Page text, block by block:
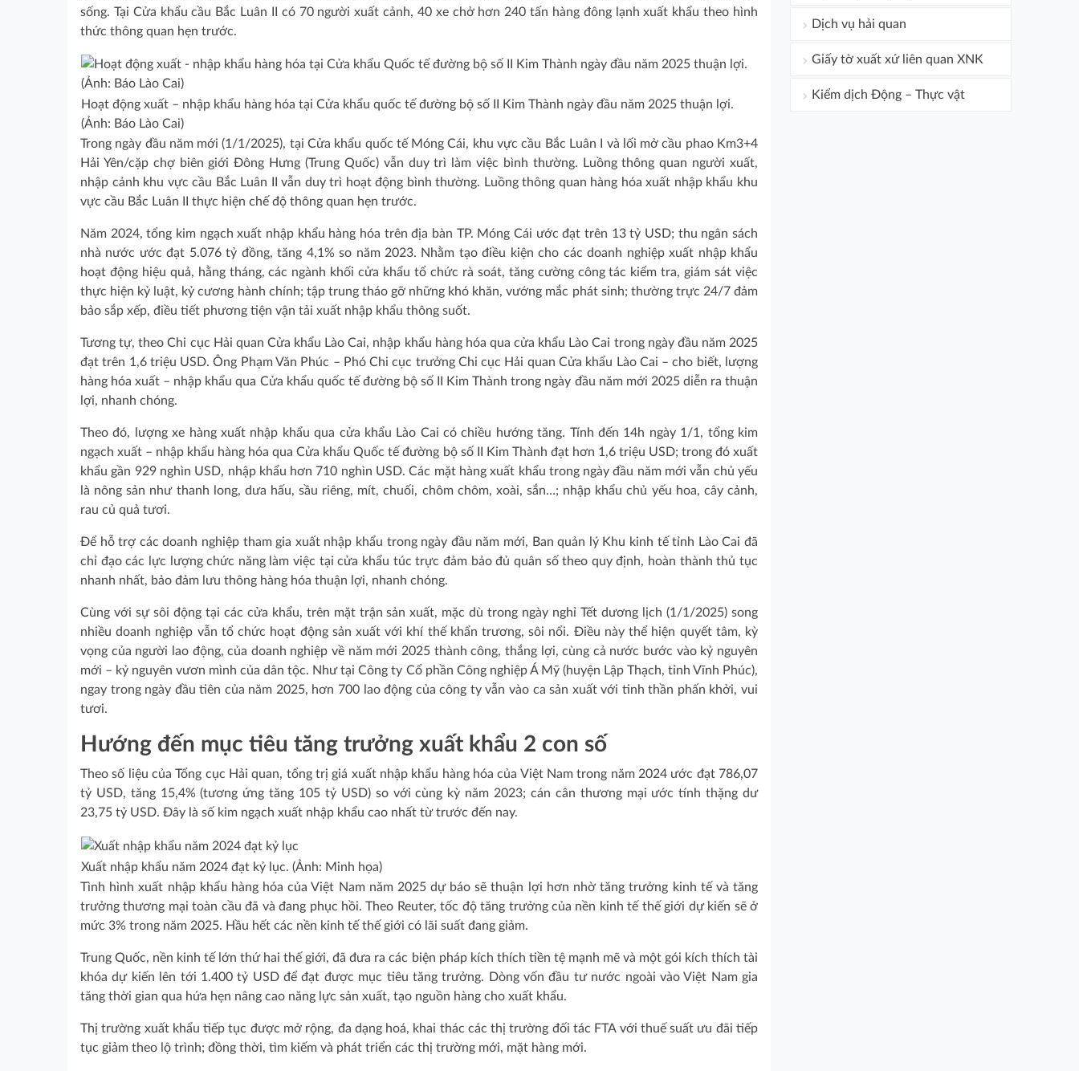
sống. Tại Cửa khẩu cầu Bắc Luân II có 70 người xuất cảnh, 40 xe chở hơn 240 tấn hàng đông lạnh xuất khẩu theo hình
thức thông quan hẹn trước.
Hoạt động xuất – nhập khẩu hàng hóa tại Cửa khẩu quốc tế đường bộ số II Kim Thành ngày đầu năm 2025 thuận lợi.
(Ảnh: Báo Lào Cai)
Trong ngày đầu năm mới (1/1/2025), tại Cửa khẩu quốc tế Móng Cái, khu vực cầu Bắc Luân I và lối mở cầu phao Km3+4
Hải Yên/cặp chợ biên giới Đông Hưng (Trung Quốc) vẫn duy trì làm việc bình thường. Luồng thông quan người xuất,
nhập cảnh khu vực cầu Bắc Luân II vẫn duy trì hoạt động bình thường. Luồng thông quan hàng hóa xuất nhập khẩu khu
vực cầu Bắc Luân II thực hiện chế độ thông quan hẹn trước.
Năm 2024, tổng kim ngạch xuất nhập khẩu hàng hóa trên địa bàn TP. Móng Cái ước đạt trên 13 tỷ USD; thu ngân sách
nhà nước ước đạt 5.076 tỷ đồng, tăng 4,1% so năm 2023. Nhằm tạo điều kiện cho các doanh nghiệp xuất nhập khẩu
hoạt động hiệu quả, hằng tháng, các ngành khối cửa khẩu tổ chức rà soát, tăng cường công tác kiểm tra, giám sát việc
thực hiện kỷ luật, kỷ cương hành chính; tập trung tháo gỡ những khó khăn, vướng mắc phát sinh; thường trực 24/7 đảm
bảo sắp xếp, điều tiết phương tiện vận tải xuất nhập khẩu thông suốt.
Tương tự, theo Chi cục Hải quan Cửa khẩu Lào Cai, nhập khẩu hàng hóa qua cửa khẩu Lào Cai trong ngày đầu năm 2025
đạt trên 1,6 triệu USD. Ông Phạm Văn Phúc – Phó Chi cục trưởng Chi cục Hải quan Cửa khẩu Lào Cai – cho biết, lượng
hàng hóa xuất – nhập khẩu qua Cửa khẩu quốc tế đường bộ số II Kim Thành trong ngày đầu năm mới 2025 diễn ra thuận
lợi, nhanh chóng.
Theo đó, lượng xe hàng xuất nhập khẩu qua cửa khẩu Lào Cai có chiều hướng tăng. Tính đến 14h ngày 1/1, tổng kim
ngạch xuất – nhập khẩu hàng hóa qua Cửa khẩu Quốc tế đường bộ số II Kim Thành đạt hơn 1,6 triệu USD; trong đó xuất
khẩu gần 929 nghìn USD, nhập khẩu hơn 710 nghìn USD. Các mặt hàng xuất khẩu trong ngày đầu năm mới vẫn chủ yếu
là nông sản như thanh long, dưa hấu, sầu riêng, mít, chuối, chôm chôm, xoài, sắn…; nhập khẩu chủ yếu hoa, cây cảnh,
rau củ quả tươi.
Để hỗ trợ các doanh nghiệp tham gia xuất nhập khẩu trong ngày đầu năm mới, Ban quản lý Khu kinh tế tỉnh Lào Cai đã
chỉ đạo các lực lượng chức năng làm việc tại cửa khẩu túc trực đảm bảo đủ quân số theo quy định, hoàn thành thủ tục
nhanh nhất, bảo đảm lưu thông hàng hóa thuận lợi, nhanh chóng.
Cùng với sự sôi động tại các cửa khẩu, trên mặt trận sản xuất, mặc dù trong ngày nghỉ Tết dương lịch (1/1/2025) song
nhiều doanh nghiệp vẫn tổ chức hoạt động sản xuất với khí thế khẩn trương, sôi nổi. Điều này thể hiện quyết tâm, kỳ
vọng của người lao động, của doanh nghiệp về năm mới 2025 thành công, thắng lợi, cùng cả nước bước vào kỷ nguyên
mới – kỷ nguyên vươn mình của dân tộc. Như tại Công ty Cổ phần Công nghiệp Á Mỹ (huyện Lập Thạch, tỉnh Vĩnh Phúc),
ngay trong ngày đầu tiên của năm 2025, hơn 700 lao động của công ty vẫn vào ca sản xuất với tinh thần phấn khởi, vui
tươi.
Hướng đến mục tiêu tăng trưởng xuất khẩu 2 con số
Theo số liệu của Tổng cục Hải quan, tổng trị giá xuất nhập khẩu hàng hóa của Việt Nam trong năm 2024 ước đạt 786,07
tỷ USD, tăng 15,4% (tương ứng tăng 105 tỷ USD) so với cùng kỳ năm 2023; cán cân thương mại ước tính thặng dư
23,75 tỷ USD. Đây là số kim ngạch xuất nhập khẩu cao nhất từ trước đến nay.
Xuất nhập khẩu năm 2024 đạt kỷ lục. (Ảnh: Minh họa)
Tình hình xuất nhập khẩu hàng hóa của Việt Nam năm 2025 dự báo sẽ thuận lợi hơn nhờ tăng trưởng kinh tế và tăng
trưởng thương mại toàn cầu đã và đang phục hồi. Theo Reuter, tốc độ tăng trưởng của nền kinh tế thế giới dự kiến sẽ ở
mức 3% trong năm 2025. Hầu hết các nền kinh tế thế giới có lãi suất đang giảm.
Trung Quốc, nền kinh tế lớn thứ hai thế giới, đã đưa ra các biện pháp kích thích tiền tệ mạnh mẽ và một gói kích thích tài
khóa dự kiến lên tới 1.400 tỷ USD để đạt được mục tiêu tăng trưởng. Dòng vốn đầu tư nước ngoài vào Việt Nam gia
tăng thời gian qua hứa hẹn nâng cao năng lực sản xuất, tạo nguồn hàng cho xuất khẩu.
Thị trường xuất khẩu tiếp tục được mở rộng, đa dạng hoá, khai thác các thị trường đối tác FTA với thuế suất ưu đãi tiếp
tục giảm theo lộ trình; đồng thời, tìm kiếm và phát triển các thị trường mới, mặt hàng mới.
Dịch vụ hải quan
Giấy tờ xuất xứ liên quan XNK
Kiểm dịch Động – Thực vật